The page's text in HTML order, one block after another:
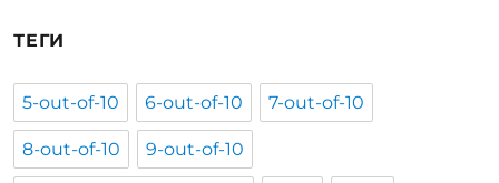
ТЕГИ
5-out-of-10 6-out-of-10 7-out-of-10
8-out-of-10 9-out-of-10